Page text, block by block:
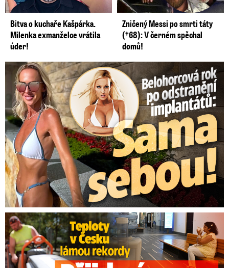
Bitva o kuchaře Kašpárka.
Milenka exmanželce vrátila
úder!
Zničený Messi po smrti táty
(†68): V černém spěchal
domů!
Belohorcová rok po odstranění implantátů: Konečně sama sebou
Teploty v Česku lámou rekordy: Přijde úprava pracovní doby?